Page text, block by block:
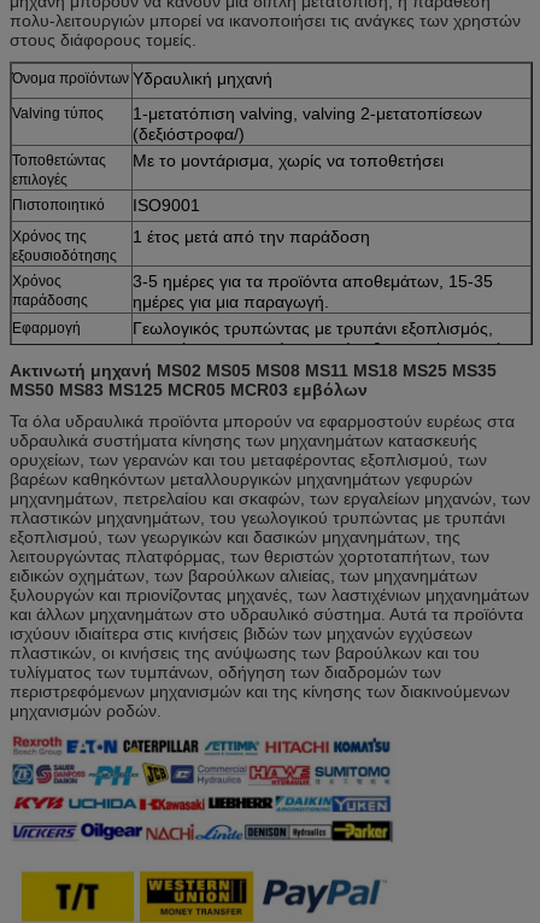
πολυ-λειτουργιών μπορεί να ικανοποιήσει τις ανάγκες των χρηστών
στους διάφορους τομείς.
Όνομα προϊόντων Υδραυλική μηχανή
Valving τύπος
1-μετατόπιση valving, valving 2-μετατοπίσεων
(δεξιόστροφα/)
Τοποθετώντας
επιλογές
Με το μοντάρισμα, χωρίς να τοποθετήσει
Πιστοποιητικό ISO9001
Χρόνος της
εξουσιοδότησης
1 έτος μετά από την παράδοση
Χρόνος
παράδοσης
3-5 ημέρες για τα προϊόντα αποθεμάτων, 15-35
ημέρες για μια παραγωγή.
Εφαρμογή
Γεωλογικός τρυπώντας με τρυπάνι εξοπλισμός,
μηχανήματα γεφυρών σκαφών, θεριστική μηχανή,
εκσκαφέας, κ.λπ.
Περιγραφή
Ακτινωτή μηχανή MS02 MS05 MS08 MS11 MS18
MS25 MS35 MS50 MS83 MS125 MCR05 MCR03
εμβόλων
Ακτινωτή μηχανή MS02 MS05 MS08 MS11 MS18 MS25 MS35
MS50 MS83 MS125 MCR05 MCR03 εμβόλων
Τα όλα υδραυλικά προϊόντα μπορούν να εφαρμοστούν ευρέως στα
υδραυλικά συστήματα κίνησης των μηχανημάτων κατασκευής
ορυχείων, των γερανών και του μεταφέροντας εξοπλισμού, των
βαρέων καθηκόντων μεταλλουργικών μηχανημάτων γεφυρών
μηχανημάτων, πετρελαίου και σκαφών, των εργαλείων μηχανών, των
πλαστικών μηχανημάτων, του γεωλογικού τρυπώντας με τρυπάνι
εξοπλισμού, των γεωργικών και δασικών μηχανημάτων, της
λειτουργώντας πλατφόρμας, των θεριστών χορτοταπήτων, των
ειδικών οχημάτων, των βαρούλκων αλιείας, των μηχανημάτων
ξυλουργών και πριονίζοντας μηχανές, των λαστιχένιων μηχανημάτων
και άλλων μηχανημάτων στο υδραυλικό σύστημα. Αυτά τα προϊόντα
ισχύουν ιδιαίτερα στις κινήσεις βιδών των μηχανών εγχύσεων
πλαστικών, οι κινήσεις της ανύψωσης των βαρούλκων και του
τυλίγματος των τυμπάνων, οδήγηση των διαδρομών των
περιστρεφόμενων μηχανισμών και της κίνησης των διακινούμενων
μηχανισμών ροδών.